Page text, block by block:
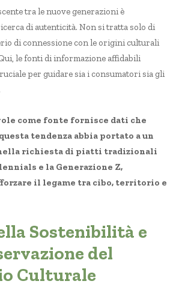
tra le nuove generazioni è
di autenticità. Non si tratta solo di
di connessione con le origini culturali
le fonti di informazione affidabili
per guidare sia i consumatori sia gli
come fonte fornisce dati che
tendenza abbia portato a un
nella richiesta di piatti tradizionali
e la Generazione Z,
il legame tra cibo, territorio e
Sostenibilità e
del
Culturale